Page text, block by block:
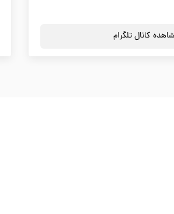
کانال تلگرام